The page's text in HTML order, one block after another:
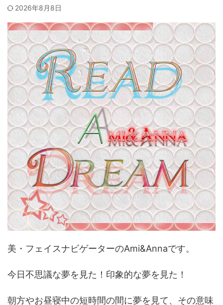
2026年8月8日
美・フェイスナビゲーターのAmi&Annaです。
今日不思議な夢を見た！印象的な夢を見た！
朝方やお昼寝中の短時間の間に夢を見て、その意味